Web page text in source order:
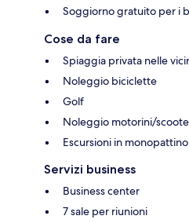
Soggiorno gratuito per i
Cose da fare
Spiaggia privata nelle
Noleggio biciclette
Golf
Noleggio motorini/
Escursioni in
Servizi business
Business center
7 sale per riunioni